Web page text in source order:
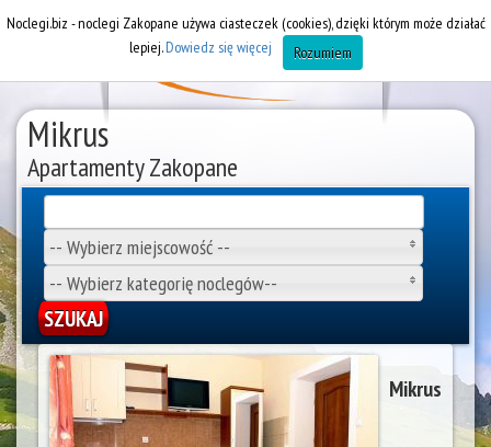
Mikrus
Apartamenty Zakopane
-- Wybierz miejscowość --
-- Wybierz kategorię noclegów--
Mikrus
Noclegi.biz - noclegi Zakopane używa ciasteczek (cookies), dzięki którym może działać
lepiej.Dowiedz się więcej Rozumiem